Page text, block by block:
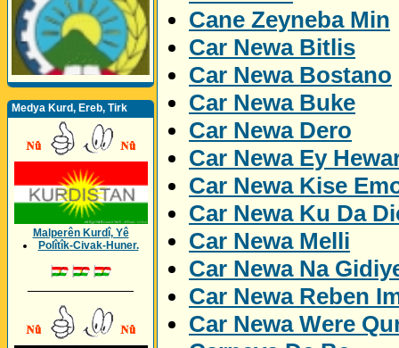
Medya Kurd, Ereb, Tirk
Malperên Kurdî, Yê
Polîtîk-Civak-Huner.
Cane Zeyneba Min
Car Newa Bitlis
Car Newa Bostano
Car Newa Buke
Car Newa Dero
Car Newa Ey
Car Newa Kise
Car Newa Ku Da
Car Newa Melli
Car Newa Na
Car Newa Reben
Car Newa Were